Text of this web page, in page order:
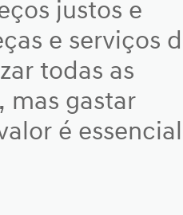
justos e
e serviços
todas as
mas gastar
é